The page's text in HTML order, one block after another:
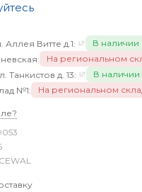
Аллея Витте д.1:
В наличии
На региональном
Танкистов д. 13:
В наличии
№1:
На региональном
CEWAL